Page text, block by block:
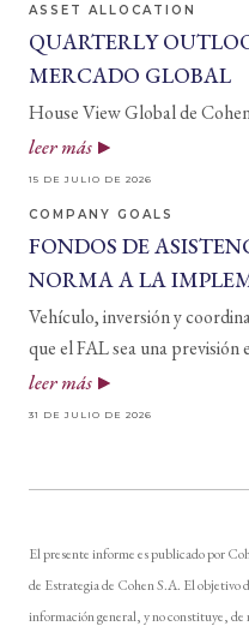
ASSET ALLOCATION
QUARTERLY
MERCADO GLOBAL
House View Global de
leer más
15 DE JULIO DE 2026
COMPANY GOALS
FONDOS DE
NORMA A LA
Vehículo, inversión y
que el FAL sea una previsión
leer más
31 DE JULIO DE 2026
El presente informe es publicado por
de Estrategia de Cohen S.A. El objetivo
información general, y no constituye,